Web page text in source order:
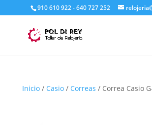
910 610 922 - 640 727 252
Inicio/ Casio/ Correas / Correa Casio